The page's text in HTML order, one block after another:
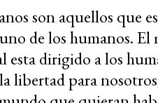
son aquellos que
de los humanos.
dirigido a los
libertad para